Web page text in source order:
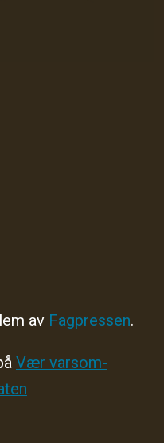
av Fagpressen.
Vær varsom-